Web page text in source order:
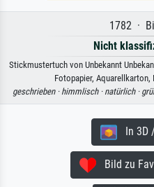
1782 ·
Nicht
Stickmustertuch von Unbekannt
Fotopapier, Aquarellkarton,
geschrieben · himmlisch · natürlich ·
In 3D
Bild zu